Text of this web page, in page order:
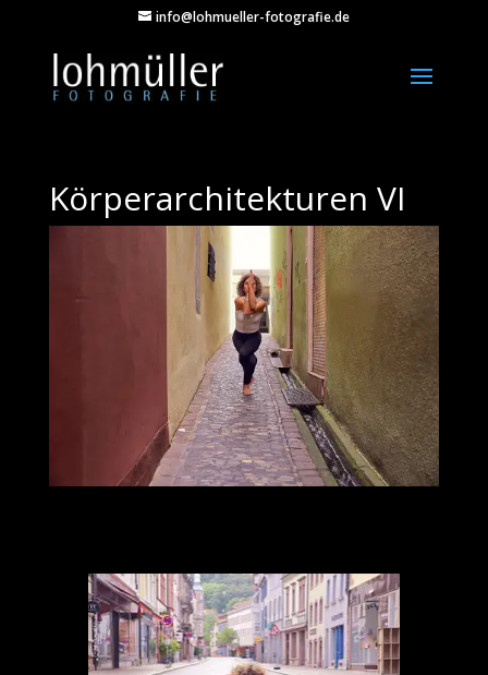
info@lohmueller-fotografie.de
Körperarchitekturen VI